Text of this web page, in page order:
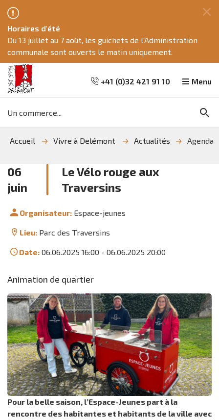
recherche
navigation
Horaires d'été
Du 13 juillet au 7 août, les guichets de l'Administration
communale sont ouverts le matin uniquement.
+41 (0)32 421 91 10
clés
Menu
Accueil Vivre à Delémont Actualités Agenda
Le Vélo rouge aux
Traversins
06
juin
Organisateur: Espace-jeunes
Lieu: Parc des Traversins
Date: 06.06.2025 16:00 -06.06.2025 20:00
Animation de quartier
Pour la belle saison, l’Espace-Jeunes part à la
rencontre des habitantes et habitants de la ville avec